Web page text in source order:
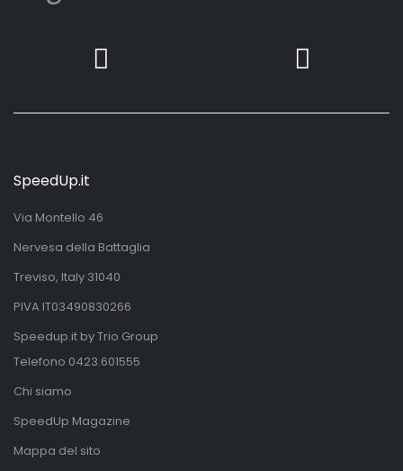
SpeedUp.it
Via Montello 46
Nervesa della Battaglia
Treviso, Italy 31040
PIVA IT03490830266
Speedup.it by Trio Group
Telefono 0423.601555
Chi siamo
SpeedUp Magazine
Mappa del sito